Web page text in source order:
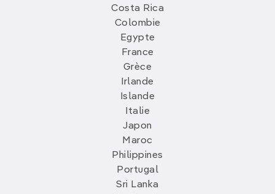
Costa Rica
Colombie
Egypte
France
Grèce
Irlande
Islande
Italie
Japon
Maroc
Philippines
Portugal
Sri Lanka